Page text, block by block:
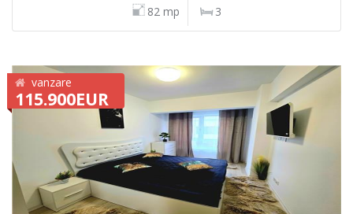
82 mp 3
vanzare
115.900EUR